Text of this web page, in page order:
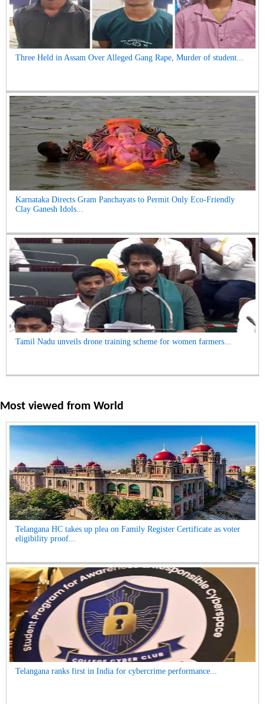
Three Held in Assam Over Alleged Gang Rape, Murder of student...
Karnataka Directs Gram Panchayats to Permit Only Eco-Friendly
Clay Ganesh Idols...
Tamil Nadu unveils drone training scheme for women farmers...
Most viewed from World
Telangana HC takes up plea on Family Register Certificate as voter
eligibility proof...
Telangana ranks first in India for cybercrime performance...